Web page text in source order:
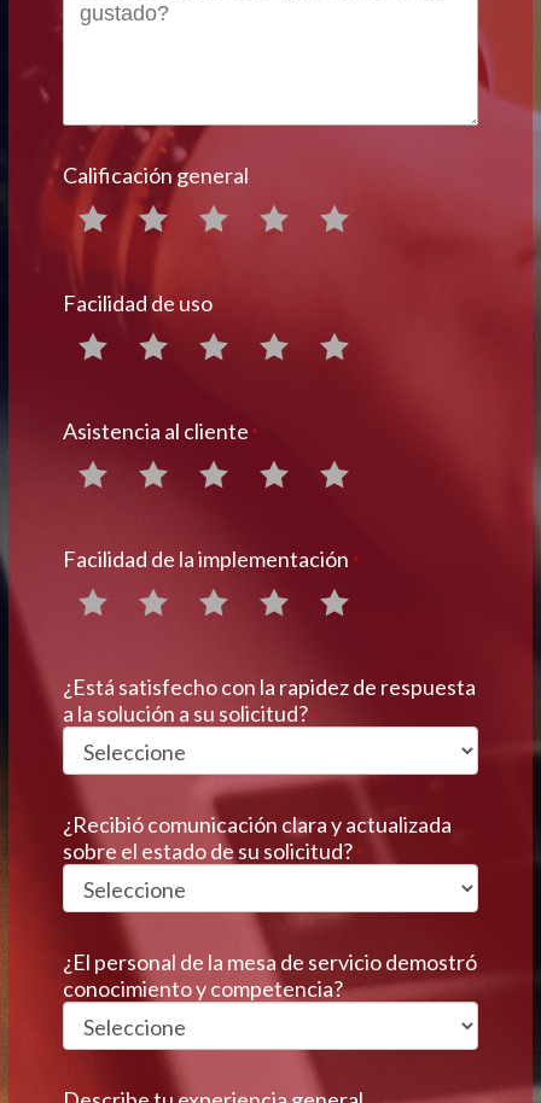
Calificación general
Facilidad de uso *
Asistencia al cliente *
Facilidad de la implementación *
¿Está satisfecho con la rapidez de respuesta
a la solución a su solicitud? *
¿Recibió comunicación clara y actualizada
sobre el estado de su solicitud? *
¿El personal de la mesa de servicio demostró
conocimiento y competencia?*